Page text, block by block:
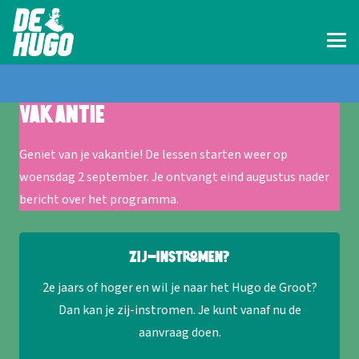
VAKANTIE
Geniet van je vakantie! De lessen starten weer op
woensdag 2 september. Je ontvangt eind augustus nader
bericht over het programma.
Zij-instromen?
2e jaars of hoger en wil je naar het Hugo de Groot?
Dan kan je zij-instromen. Je kunt vanaf nu de
aanvraag doen.